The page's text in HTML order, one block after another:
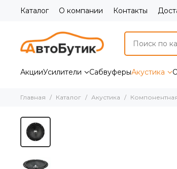
Каталог О компании Контакты
АкцииУсилители СабвуферыАкустика
Главная Каталог Акустика